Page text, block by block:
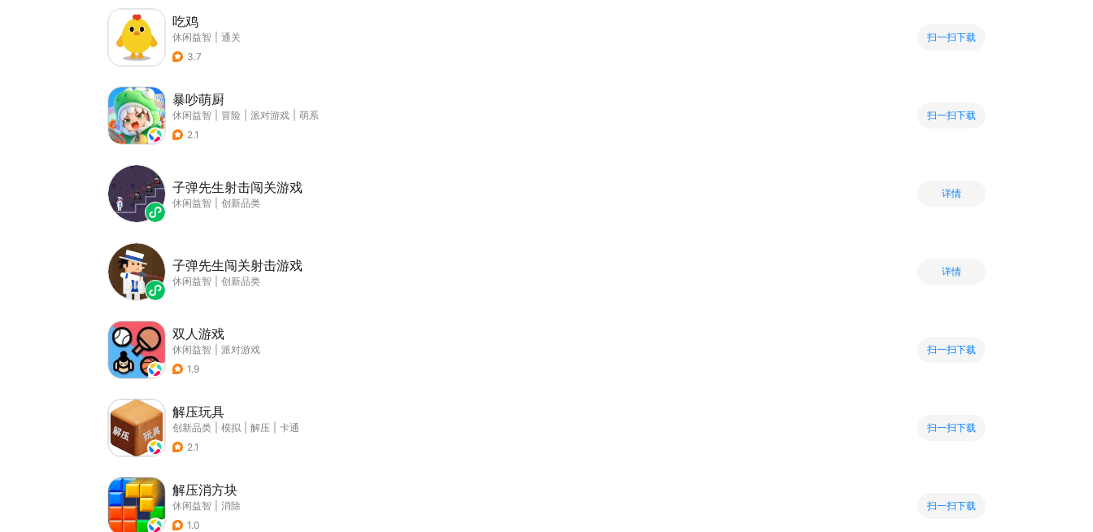
吃鸡
休闲益智
通关
3.7
扫一扫下载
暴吵萌厨
休闲益智 冒险 派对游戏
萌系
2.1
扫一扫下载
子弹先生射击闯关游戏
休闲益智 创新品类
详情
子弹先生闯关射击游戏
休闲益智 创新品类
详情
双人游戏
休闲益智
派对游戏
1.9
扫一扫下载
解压玩具
创新品类 模拟 解压
卡通
2.1
扫一扫下载
解压消方块
休闲益智
消除
1.0
扫一扫下载